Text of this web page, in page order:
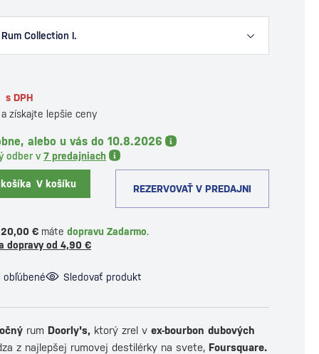
Collection I.
s DPH
a získajte lepšie ceny
alebo u vás do 10.8.2026
odber v 7 predajniach
V košíku REZERVOVAŤ V PREDAJNI
€ máte dopravu Zadarmo.
dopravy od 4,90 €
obľúbené Sledovať produkt
rum Doorly's, ktorý zrel v ex-bourbon dubových
z najlepšej rumovej destilérky na svete, Foursquare.